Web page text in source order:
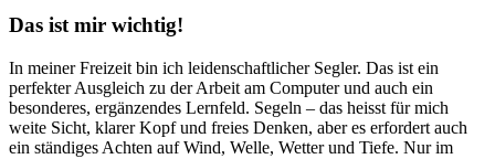
Das ist mir wichtig!
In meiner Freizeit bin ich leidenschaftlicher Segler. Das ist ein
perfekter Ausgleich zu der Arbeit am Computer und auch ein
besonderes, ergänzendes Lernfeld. Segeln – das heisst für mich
weite Sicht, klarer Kopf und freies Denken, aber es erfordert auch
ein ständiges Achten auf Wind, Welle, Wetter und Tiefe. Nur im